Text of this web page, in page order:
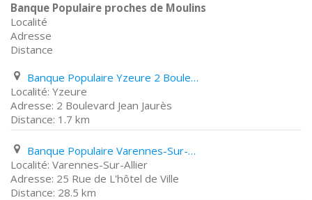
Banque Populaire proches de Moulins
Localité
Adresse
Distance
Banque Populaire Yzeure 2 Boulevard Jean Jaurès
Yzeure
2 Boulevard Jean Jaurès
1.7 km
Banque Populaire Varennes-Sur-Allier 25 Rue de L'hôtel de Ville
Varennes-Sur-Allier
25 Rue de L'hôtel de Ville
28.5 km